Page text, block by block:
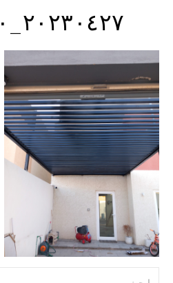
٢٠٢٣٠٤٢٧_١٧١٨٤٠-1